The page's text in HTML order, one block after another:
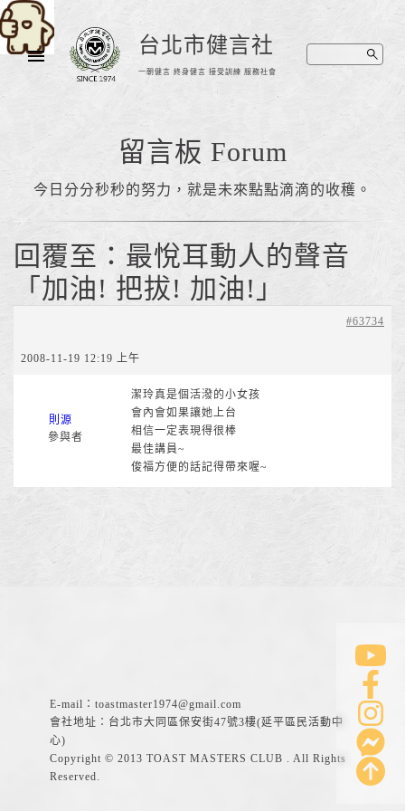
台北市健言社
一朝健言 終身健言 接受訓練 服務社會
留言板 Forum
今日分分秒秒的努力，就是未來點點滴滴的收穫。
回覆至：最悅耳動人的聲音
「加油! 把拔! 加油!」
2008-11-19 12:19 上午
#63734
則源
參與者
潔玲真是個活潑的小女孩
會內會如果讓她上台
相信一定表現得很棒
最佳講員~
俊福方便的話記得帶來喔~
E-mail： toastmaster1974@gmail.com
會社地址：台北市大同區保安街47號3樓(延平區民活動中
心)
Copyright © 2013 TOAST MASTERS CLUB . All Rights
Reserved.